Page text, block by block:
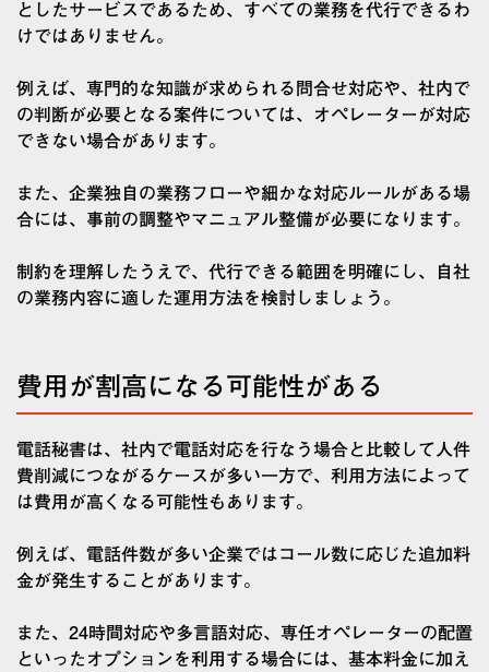
としたサービスであるため、すべての業務を代行できるわ
けではありません。
例えば、専門的な知識が求められる問合せ対応や、社内で
の判断が必要となる案件については、オペレーターが対応
できない場合があります。
また、企業独自の業務フローや細かな対応ルールがある場
合には、事前の調整やマニュアル整備が必要になります。
制約を理解したうえで、代行できる範囲を明確にし、自社
の業務内容に適した運用方法を検討しましょう。
費用が割高になる可能性がある
電話秘書は、社内で電話対応を行なう場合と比較して人件
費削減につながるケースが多い一方で、利用方法によって
は費用が高くなる可能性もあります。
例えば、電話件数が多い企業ではコール数に応じた追加料
金が発生することがあります。
また、24時間対応や多言語対応、専任オペレーターの配置
といったオプションを利用する場合には、基本料金に加え